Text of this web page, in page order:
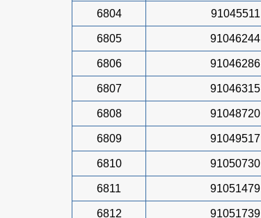
6804 91045511
6805 91046244
6806 91046286
6807 91046315
6808 91048720
6809 91049517
6810 91050730
6811 91051479
6812 91051739